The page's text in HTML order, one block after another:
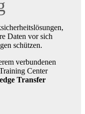
Daten vor sich
schützen.
verbundenen
Center
Transfer